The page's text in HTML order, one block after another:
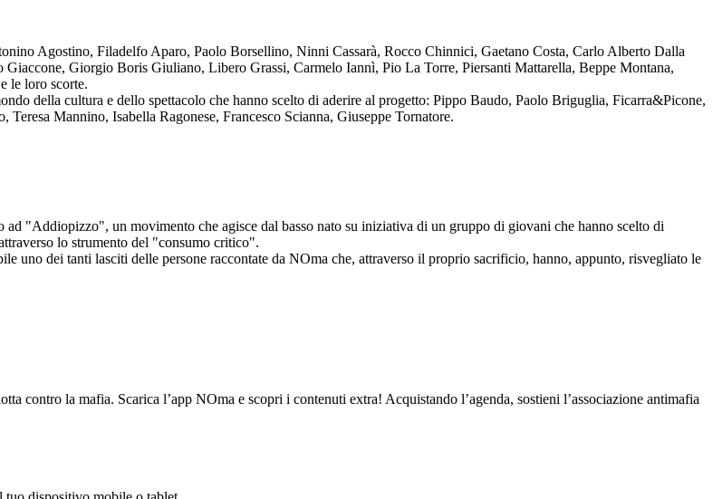
Agostino, Filadelfo Aparo, Paolo Borsellino, Ninni Cassarà, Rocco Chinnici, Gaetano Costa, Carlo Alberto Dalla
Giorgio Boris Giuliano, Libero Grassi, Carmelo Iannì, Pio La Torre, Piersanti Mattarella, Beppe Montana,
le loro scorte.
della cultura e dello spettacolo che hanno scelto di aderire al progetto: Pippo Baudo, Paolo Briguglia, Ficarra&Picone,
Mannino, Isabella Ragonese, Francesco Scianna, Giuseppe Tornatore.
"Addiopizzo", un movimento che agisce dal basso nato su iniziativa di un gruppo di giovani che hanno scelto di
lo strumento del "consumo critico".
uno dei tanti lasciti delle persone raccontate da NOma che, attraverso il proprio sacrificio, hanno, appunto, risvegliato le
contro la mafia. Scarica l’app NOma e scopri i contenuti extra! Acquistando l’agenda, sostieni l’associazione antimafia